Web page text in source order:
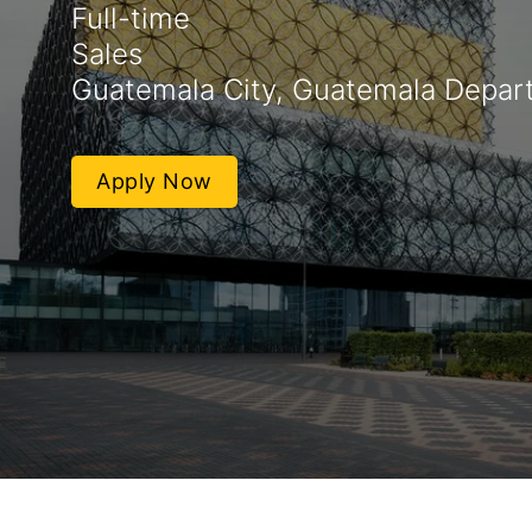
Full-time
Sales
Guatemala City, Guatemala
Apply Now